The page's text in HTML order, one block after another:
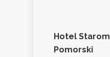
Hotel
Pomorski